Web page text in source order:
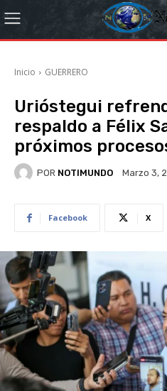
Inicio GUERRERO
Urióstegui
respaldo a Félix
próximos
POR NOTIMUNDO Marzo 3,
Facebook X